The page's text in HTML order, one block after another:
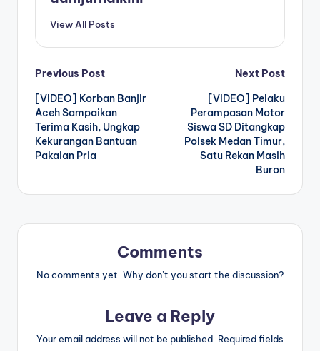
View All Posts
Post
navigation
Previous Post
[VIDEO] Korban Banjir
Aceh Sampaikan
Terima Kasih, Ungkap
Kekurangan Bantuan
Pakaian Pria
Next Post
[VIDEO] Pelaku
Perampasan Motor
Siswa SD Ditangkap
Polsek Medan Timur,
Satu Rekan Masih
Buron
Comments
No comments yet. Why don’t you start the discussion?
Leave a Reply
Your email address will not be published. Required fields